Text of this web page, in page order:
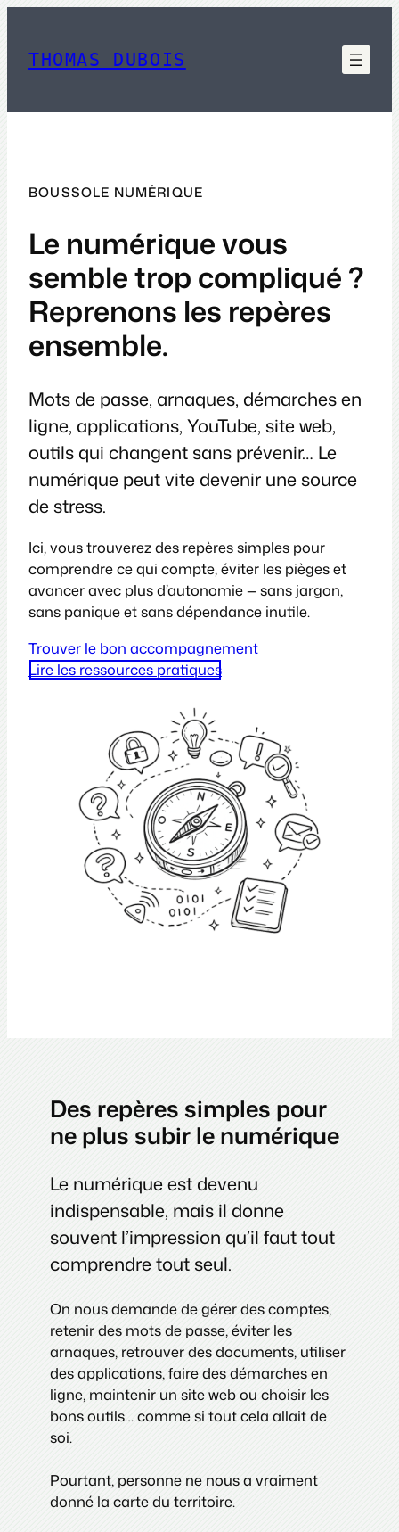
contenu
THOMAS DUBOIS
BOUSSOLE NUMÉRIQUE
Le numérique vous
semble trop compliqué ?
Reprenons les repères
ensemble.
Mots de passe, arnaques, démarches en
ligne, applications, YouTube, site web,
outils qui changent sans prévenir… Le
numérique peut vite devenir une source
de stress.
Ici, vous trouverez des repères simples pour
comprendre ce qui compte, éviter les pièges et
avancer avec plus d’autonomie — sans jargon,
sans panique et sans dépendance inutile.
Trouver le bon accompagnement
Lire les ressources pratiques
Des repères simples pour
ne plus subir le numérique
Le numérique est devenu
indispensable, mais il donne
souvent l’impression qu’il faut tout
comprendre tout seul.
On nous demande de gérer des comptes,
retenir des mots de passe, éviter les
arnaques, retrouver des documents, utiliser
des applications, faire des démarches en
ligne, maintenir un site web ou choisir les
bons outils… comme si tout cela allait de
soi.
Pourtant, personne ne nous a vraiment
donné la carte du territoire.